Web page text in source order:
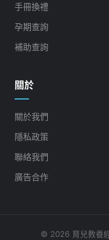
手冊換禮
孕期查詢
補助查詢
關於
關於我們
隱私政策
聯絡我們
廣告合作
© 2026 育兒教養